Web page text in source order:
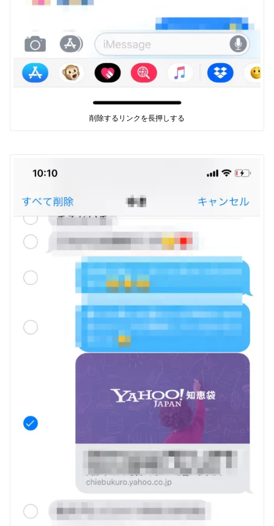
削除するリンクを長押しする